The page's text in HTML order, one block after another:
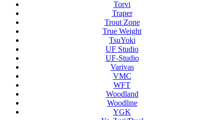
Torvi
Traper
Trout Zone
True Weight
TsuYoki
UF Studio
UF-Studio
Varivas
VMC
WFT
Woodland
Woodline
YGK